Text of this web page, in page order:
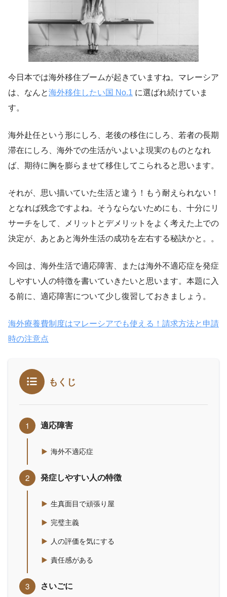
今日本では海外移住ブームが起きていますね。マレーシア
は、なんと海外移住したい国 No.1 に選ばれ続けていま
す。
海外赴任という形にしろ、老後の移住にしろ、若者の長期
滞在にしろ、海外での生活がいよいよ現実のものとなれ
ば、期待に胸を膨らませて移住してこられると思います。
それが、思い描いていた生活と違う！もう耐えられない！
となれば残念ですよね。そうならないためにも、十分にリ
サーチをして、メリットとデメリットをよく考えた上での
決定が、あとあと海外生活の成功を左右する秘訣かと。。
今回は、海外生活で適応障害、または海外不適応症を発症
しやすい人の特徴を書いていきたいと思います。本題に入
る前に、適応障害について少し復習しておきましょう。
海外療養費制度はマレーシアでも使える！請求方法と申請
時の注意点
もくじ
適応障害
海外不適応症
発症しやすい人の特徴
生真面目で頑張り屋
完璧主義
人の評価を気にする
責任感がある
さいごに